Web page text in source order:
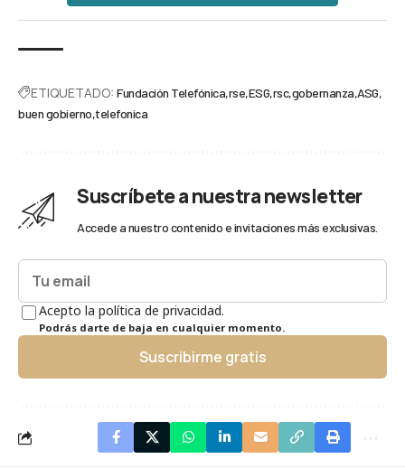
ETIQUETADO: Fundación Telefónica rse ESG rsc gobernanza ASG
buen gobierno telefonica
Suscríbete a nuestra newsletter
Accede a nuestro contenido e invitaciones más exclusivas.
Acepto la política de privacidad.
Podrás darte de baja en cualquier momento.
Suscribirme gratis